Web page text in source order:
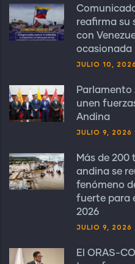
reafirma su
con
ocasionada
JULIO 10, 2026
Parlamento
unen
Andina
JULIO 9, 2026
Más de 200
andina se
fenómeno
fuerte para
2026
JULIO 9, 2026
El ORAS-